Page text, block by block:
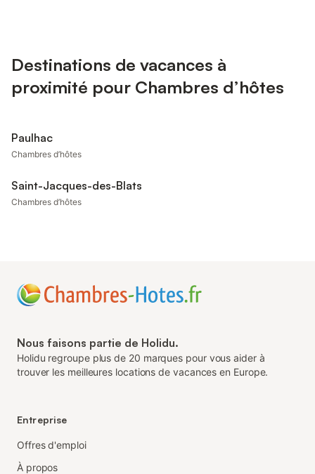
Destinations de vacances à
proximité pour Chambres d’hôtes
Paulhac
Chambres d’hôtes
Saint-Jacques-des-Blats
Chambres d’hôtes
Nous faisons partie de Holidu.
Holidu regroupe plus de 20 marques pour vous aider à
trouver les meilleures locations de vacances en Europe.
Entreprise
Offres d'emploi
À propos